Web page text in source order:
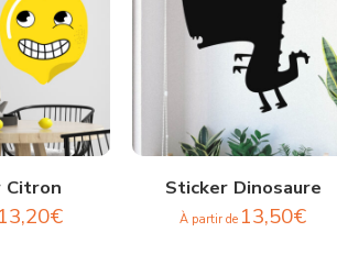
Citron
13,20€
Sticker Dinosaure
À partir de 13,50€